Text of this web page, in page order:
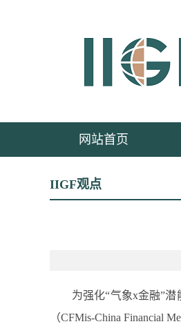
网站首页
IIGF观点
为强化“气象x金融”
（CFMis-China Financial